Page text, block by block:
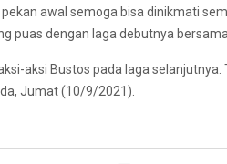
awal semoga bisa dinikmati
puas dengan laga debutnya
aksi Bustos pada laga selanjutnya.
Jumat (10/9/2021).